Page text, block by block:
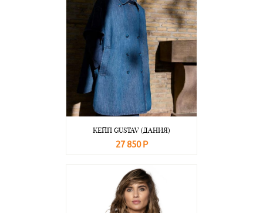
КЕЙП GUSTAV (ДАНИЯ)
27 850 Р